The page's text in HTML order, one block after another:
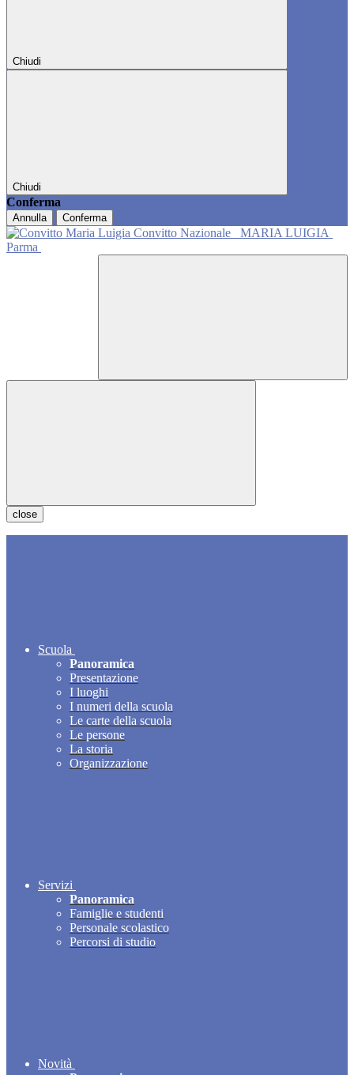
Chiudi
Chiudi
Conferma
Annulla Conferma
Convitto Nazionale
MARIA LUIGIA
Parma
close
Scuola
Panoramica
Presentazione
I luoghi
I numeri della scuola
Le carte della scuola
Le persone
La storia
Organizzazione
Servizi
Panoramica
Famiglie e studenti
Personale scolastico
Percorsi di studio
Novità